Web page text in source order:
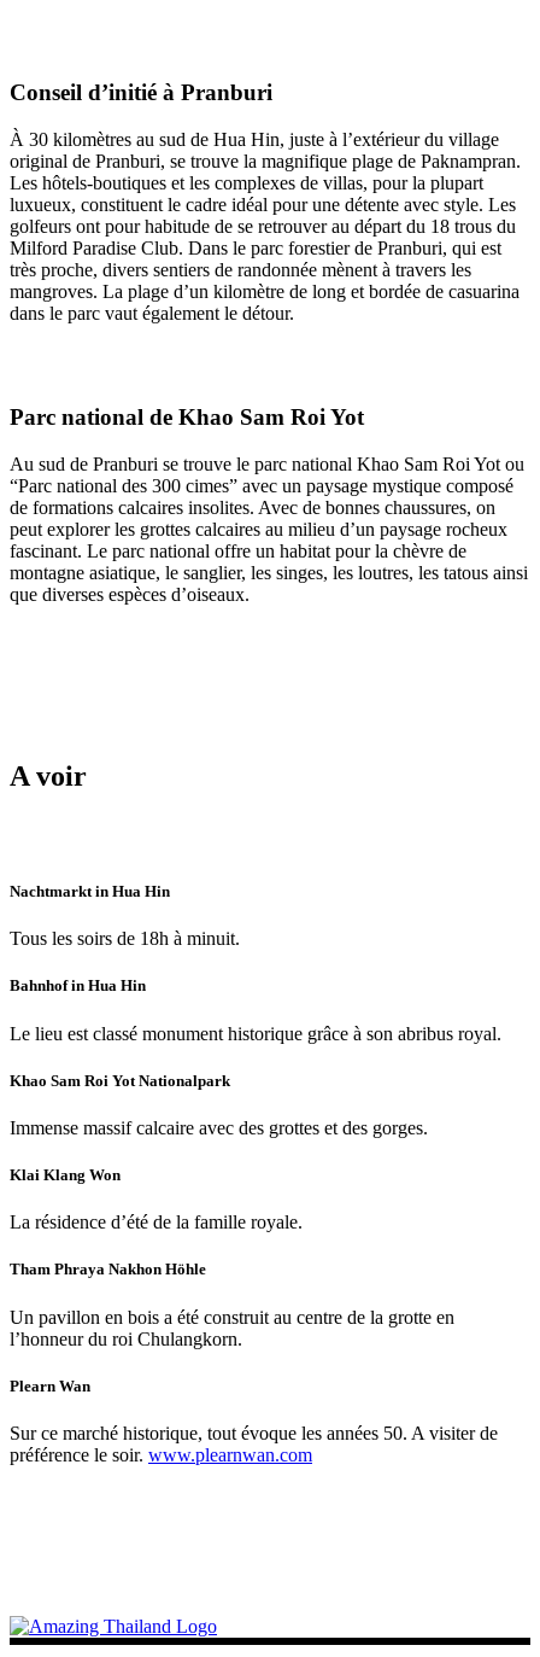
Conseil d’initié à Pranburi
À 30 kilomètres au sud de Hua Hin, juste à l’extérieur du village
original de Pranburi, se trouve la magnifique plage de Paknampran.
Les hôtels-boutiques et les complexes de villas, pour la plupart
luxueux, constituent le cadre idéal pour une détente avec style. Les
golfeurs ont pour habitude de se retrouver au départ du 18 trous du
Milford Paradise Club. Dans le parc forestier de Pranburi, qui est
très proche, divers sentiers de randonnée mènent à travers les
mangroves. La plage d’un kilomètre de long et bordée de casuarina
dans le parc vaut également le détour.
Parc national de Khao Sam Roi Yot
Au sud de Pranburi se trouve le parc national Khao Sam Roi Yot ou
“Parc national des 300 cimes” avec un paysage mystique composé
de formations calcaires insolites. Avec de bonnes chaussures, on
peut explorer les grottes calcaires au milieu d’un paysage rocheux
fascinant. Le parc national offre un habitat pour la chèvre de
montagne asiatique, le sanglier, les singes, les loutres, les tatous ainsi
que diverses espèces d’oiseaux.
A voir
Nachtmarkt in Hua Hin
Tous les soirs de 18h à minuit.
Bahnhof in Hua Hin
Le lieu est classé monument historique grâce à son abribus royal.
Khao Sam Roi Yot Nationalpark
Immense massif calcaire avec des grottes et des gorges.
Klai Klang Won
La résidence d’été de la famille royale.
Tham Phraya Nakhon Höhle
Un pavillon en bois a été construit au centre de la grotte en
l’honneur du roi Chulangkorn.
Plearn Wan
Sur ce marché historique, tout évoque les années 50. A visiter de
préférence le soir. www.plearnwan.com